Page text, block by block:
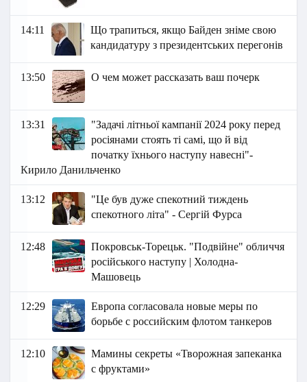
14:11
Що трапиться, якщо Байден зніме свою
кандидатуру з президентських перегонів
13:50 О чем может рассказать ваш почерк
13:31
"Задачі літньої кампанії 2024 року перед
росіянами стоять ті самі, що й від
початку їхнього наступу навесні"-
Кирило Данильченко
13:12
"Це був дуже спекотний тиждень
спекотного літа" - Сергій Фурса
12:48
Покровськ-Торецьк. "Подвійне" обличчя
російського наступу | Холодна-
Машовець
12:29
Европа согласовала новые меры по
борьбе с российским флотом танкеров
12:10
Мамины секреты «Творожная запеканка
с фруктами»